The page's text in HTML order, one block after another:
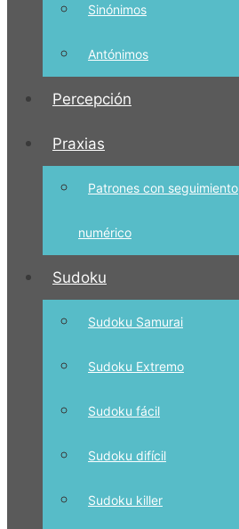
Sinónimos
Antónimos
Percepción
Praxias
Patrones con seguimiento
numérico
Sudoku
Sudoku Samurai
Sudoku Extremo
Sudoku fácil
Sudoku difícil
Sudoku killer